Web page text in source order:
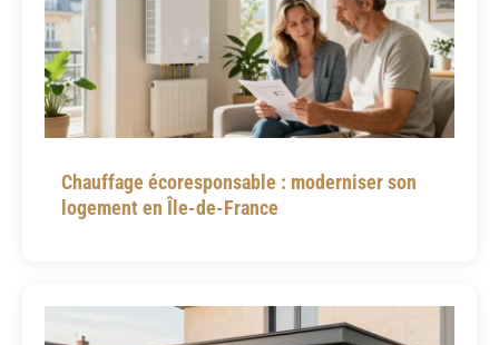
Chauffage écoresponsable : moderniser son
logement en Île-de-France